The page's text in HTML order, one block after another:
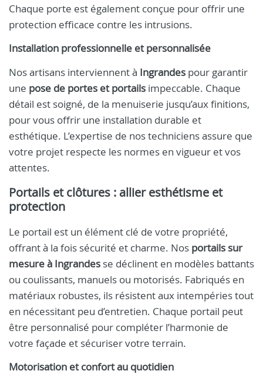
Chaque porte est également conçue pour offrir une
protection efficace contre les intrusions.
Installation professionnelle et personnalisée
Nos artisans interviennent à Ingrandes pour garantir
une pose de portes et portails impeccable. Chaque
détail est soigné, de la menuiserie jusqu’aux finitions,
pour vous offrir une installation durable et
esthétique. L’expertise de nos techniciens assure que
votre projet respecte les normes en vigueur et vos
attentes.
Portails et clôtures : allier esthétisme et
protection
Le portail est un élément clé de votre propriété,
offrant à la fois sécurité et charme. Nos portails sur
mesure à Ingrandes se déclinent en modèles battants
ou coulissants, manuels ou motorisés. Fabriqués en
matériaux robustes, ils résistent aux intempéries tout
en nécessitant peu d’entretien. Chaque portail peut
être personnalisé pour compléter l’harmonie de
votre façade et sécuriser votre terrain.
Motorisation et confort au quotidien